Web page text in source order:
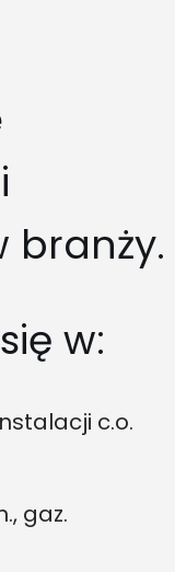
branży.
w:
c.o.
gaz.